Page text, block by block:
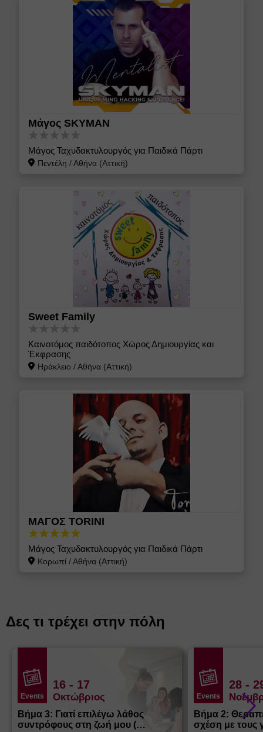
Μάγος SKYMAN
Μάγος Ταχυδακτυλουργός για Παιδικά Πάρτι
Πεντέλη /Αθήνα (Αττική)
Sweet Family
Καινοτόμος παιδότοπος Χώρος Δημιουργίας και
Έκφρασης
Ηράκλειο /Αθήνα (Αττική)
ΜΑΓΟΣ TORINI
Μάγος Ταχυδακτυλουργός για Παιδικά Πάρτι
Κορωπί/Αθήνα (Αττική)
Δες τι τρέχει στην πόλη
Events
16 - 17
Οκτώβριος
Βήμα 3: Γιατί επιλέγω λάθος
συντρόφους στη ζωή μου (
Events
28 -
Βήμα 2:
σχέση με τους